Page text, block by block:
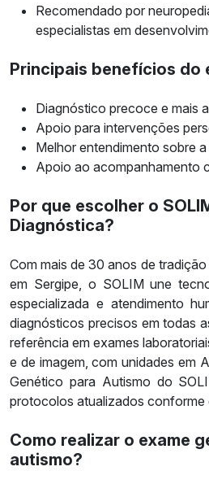
Recomendado por
especialistas em
Principais benefícios do
Diagnóstico precoce e mais
Apoio para intervenções
Melhor entendimento sobre
Apoio ao acompanhamento
Por que escolher o
Diagnóstica?
Com mais de 30 anos de
em Sergipe, o SOLIM une
especializada e atendimento
diagnósticos precisos em todas
referência em exames
e de imagem, com unidades em
Genético para Autismo do
protocolos atualizados conforme
Como realizar o exame
autismo?